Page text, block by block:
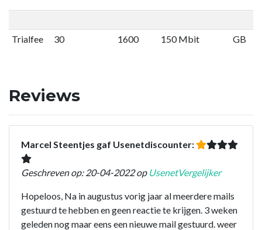
Trialfee 30 1600 150 Mbit GB
Reviews
Marcel Steentjes gaf Usenetdiscounter:
Geschreven op: 20-04-2022 op UsenetVergelijker
Hopeloos, Na in augustus vorig jaar al meerdere mails
gestuurd te hebben en geen reactie te krijgen. 3 weken
geleden nog maar eens een nieuwe mail gestuurd. weer